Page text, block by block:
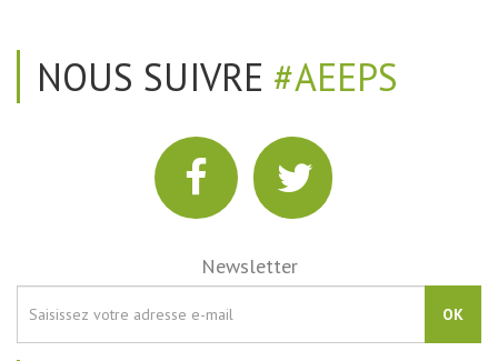
NOUS SUIVRE #AEEPS
Newsletter
OK